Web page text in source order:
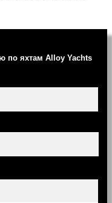
по яхтам Alloy Yachts